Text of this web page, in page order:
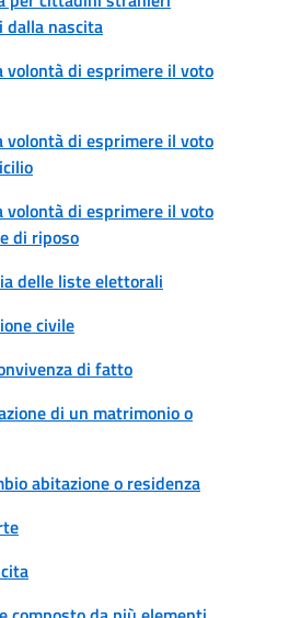
dalla nascita
volontà di esprimere il voto
volontà di esprimere il voto
volontà di esprimere il voto
di riposo
delle liste elettorali
civile
di fatto
di un matrimonio o
abitazione o residenza